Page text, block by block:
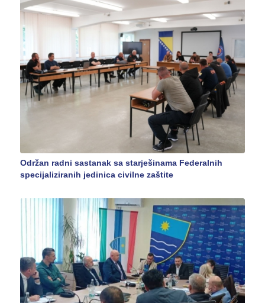
Održan radni sastanak sa starješinama Federalnih
specijaliziranih jedinica civilne zaštite